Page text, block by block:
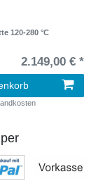
120-280 °C
2.149,00 € *